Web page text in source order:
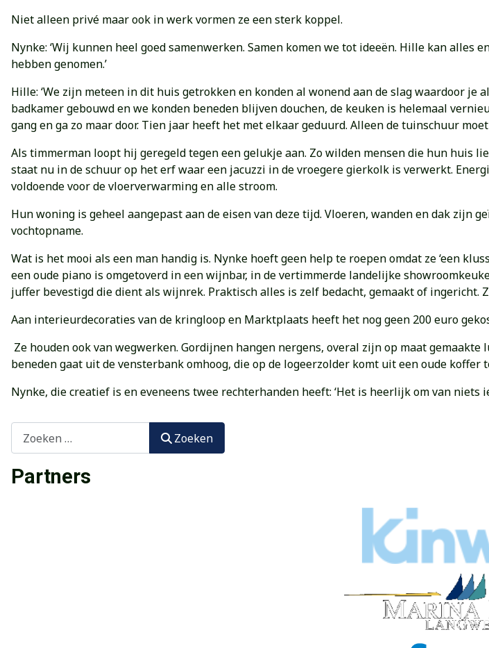
Niet alleen privé maar ook in werk vormen ze een sterk koppel.
Nynke: ‘Wij kunnen heel goed samenwerken. Samen komen we tot ideeën. Hille kan
hebben genomen.’
Hille: ‘We zijn meteen in dit huis getrokken en konden al wonend aan de slag waardoor
badkamer gebouwd en we konden beneden blijven douchen, de keuken is helemaal
gang en ga zo maar door. Tien jaar heeft het met elkaar geduurd. Alleen de tuinschuur moet
Als timmerman loopt hij geregeld tegen een gelukje aan. Zo wilden mensen die hun huis
staat nu in de schuur op het erf waar een jacuzzi in de vroegere gierkolk is verwerkt.
voldoende voor de vloerverwarming en alle stroom.
Hun woning is geheel aangepast aan de eisen van deze tijd. Vloeren, wanden en dak zijn
vochtopname.
Wat is het mooi als een man handig is. Nynke hoeft geen help te roepen omdat ze ‘een
een oude piano is omgetoverd in een wijnbar, in de vertimmerde landelijke
juffer bevestigd die dient als wijnrek. Praktisch alles is zelf bedacht, gemaakt of ingericht.
Aan interieurdecoraties van de kringloop en Marktplaats heeft het nog geen 200 euro
Ze houden ook van wegwerken. Gordijnen hangen nergens, overal zijn op maat
beneden gaat uit de vensterbank omhoog, die op de logeerzolder komt uit een oude koffer
Nynke, die creatief is en eveneens twee rechterhanden heeft: ‘Het is heerlijk om van niets
Zoeken
Partners